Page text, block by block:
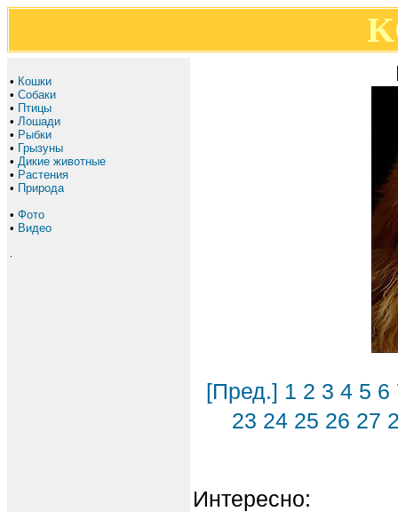
• Кошки
• Собаки
• Птицы
• Лошади
• Рыбки
• Грызуны
• Дикие животные
• Растения
• Природа
• Фото
• Видео
[Пред.] 1 2 3 4 5 6
23 24 25 26 27
Интересно: